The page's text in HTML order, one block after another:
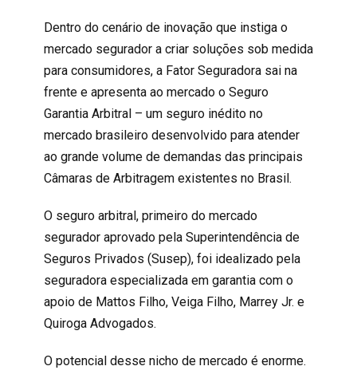
Dentro do cenário de inovação que instiga o
mercado segurador a criar soluções sob medida
para consumidores, a Fator Seguradora sai na
frente e apresenta ao mercado o Seguro
Garantia Arbitral – um seguro inédito no
mercado brasileiro desenvolvido para atender
ao grande volume de demandas das principais
Câmaras de Arbitragem existentes no Brasil.
O seguro arbitral, primeiro do mercado
segurador aprovado pela Superintendência de
Seguros Privados (Susep), foi idealizado pela
seguradora especializada em garantia com o
apoio de Mattos Filho, Veiga Filho, Marrey Jr. e
Quiroga Advogados.
O potencial desse nicho de mercado é enorme.